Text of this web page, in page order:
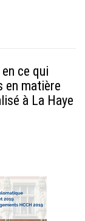
ce qui
en matière
à La Haye